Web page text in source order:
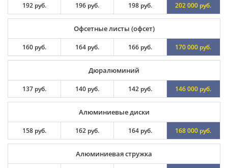
192 руб. 196 руб. 198 руб. 202 000 руб.
Офсетные листы (офсет)
160 руб. 164 руб. 166 руб. 170 000 руб.
Дюралюминий
137 руб. 140 руб. 142 руб. 146 000 руб.
Алюминиевые диски
158 руб. 162 руб. 164 руб. 168 000 руб.
Алюминиевая стружка